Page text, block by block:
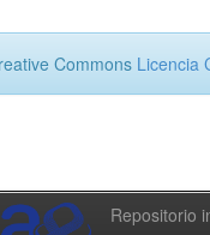
Commons Licencia
Repositorio